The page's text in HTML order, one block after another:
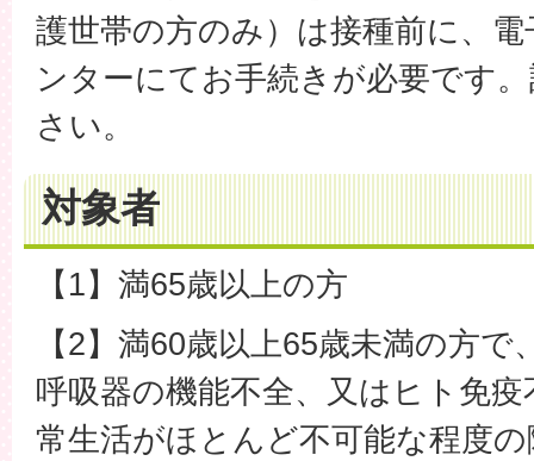
護世帯の方のみ）は接種前に、
ンターにてお手続きが必要です
さい。
対象者
【1】満65歳以上の方
【2】満60歳以上65歳未満の方
呼吸器の機能不全、又はヒト免
常生活がほとんど不可能な程度